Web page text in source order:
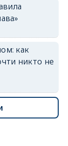
как
никто не